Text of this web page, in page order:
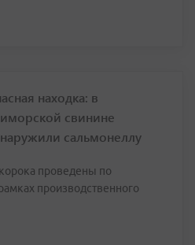
находка: в
свинине
сальмонеллу
проведены по
производственного